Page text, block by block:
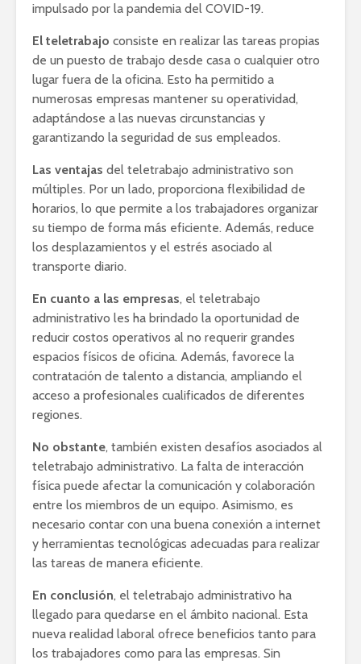
impulsado por la pandemia del COVID-19.
El teletrabajo consiste en realizar las tareas propias
de un puesto de trabajo desde casa o cualquier otro
lugar fuera de la oficina. Esto ha permitido a
numerosas empresas mantener su operatividad,
adaptándose a las nuevas circunstancias y
garantizando la seguridad de sus empleados.
Las ventajas del teletrabajo administrativo son
múltiples. Por un lado, proporciona flexibilidad de
horarios, lo que permite a los trabajadores organizar
su tiempo de forma más eficiente. Además, reduce
los desplazamientos y el estrés asociado al
transporte diario.
En cuanto a las empresas, el teletrabajo
administrativo les ha brindado la oportunidad de
reducir costos operativos al no requerir grandes
espacios físicos de oficina. Además, favorece la
contratación de talento a distancia, ampliando el
acceso a profesionales cualificados de diferentes
regiones.
No obstante, también existen desafíos asociados al
teletrabajo administrativo. La falta de interacción
física puede afectar la comunicación y colaboración
entre los miembros de un equipo. Asimismo, es
necesario contar con una buena conexión a internet
y herramientas tecnológicas adecuadas para realizar
las tareas de manera eficiente.
En conclusión, el teletrabajo administrativo ha
llegado para quedarse en el ámbito nacional. Esta
nueva realidad laboral ofrece beneficios tanto para
los trabajadores como para las empresas. Sin